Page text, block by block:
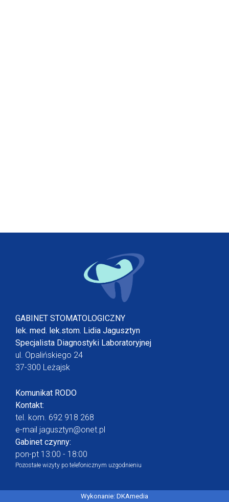
GABINET STOMATOLOGICZNY
lek. med. lek.stom. Lidia Jagusztyn
Specjalista Diagnostyki Laboratoryjnej
ul. Opalińskiego 24
37-300 Leżajsk
Komunikat RODO
Kontakt:
tel. kom. 692 918 268
e-mail jagusztyn@onet.pl
Gabinet czynny:
pon-pt 13:00 - 18:00
Pozostałe wizyty po telefonicznym uzgodnieniu
Wykonanie: DKAmedia